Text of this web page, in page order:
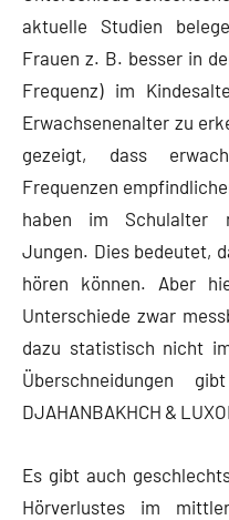
aktuelle Studien
Frauen z. B. besser in
Frequenz) im
Erwachsenenalter zu
gezeigt, dass
Frequenzen
haben im Schulalter
Jungen. Dies bedeutet,
hören können. Aber
Unterschiede zwar
dazu statistisch nicht
Überschneidungen
DJAHANBAKHCH &
Es gibt auch
Hörverlustes im